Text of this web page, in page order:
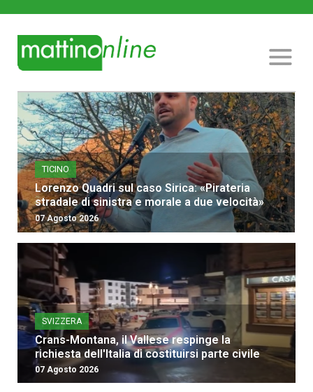
TICINO
Lorenzo Quadri sul caso Sirica: «Pirateria
stradale di sinistra e morale a due velocità»
07 Agosto 2026
SVIZZERA
Crans-Montana, il Vallese respinge la
richiesta dell'Italia di costituirsi parte civile
07 Agosto 2026